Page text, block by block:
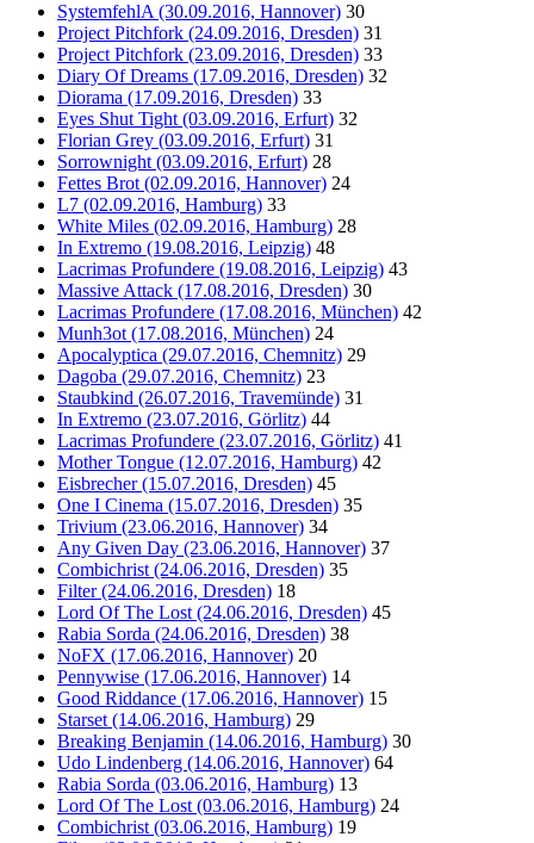
SystemfehlA (30.09.2016, Hannover) 30
Project Pitchfork (24.09.2016, Dresden) 31
Project Pitchfork (23.09.2016, Dresden) 33
Diary Of Dreams (17.09.2016, Dresden) 32
Diorama (17.09.2016, Dresden) 33
Eyes Shut Tight (03.09.2016, Erfurt) 32
Florian Grey (03.09.2016, Erfurt) 31
Sorrownight (03.09.2016, Erfurt) 28
Fettes Brot (02.09.2016, Hannover) 24
L7 (02.09.2016, Hamburg) 33
White Miles (02.09.2016, Hamburg) 28
In Extremo (19.08.2016, Leipzig) 48
Lacrimas Profundere (19.08.2016, Leipzig) 43
Massive Attack (17.08.2016, Dresden) 30
Lacrimas Profundere (17.08.2016, München) 42
Munh3ot (17.08.2016, München) 24
Apocalyptica (29.07.2016, Chemnitz) 29
Dagoba (29.07.2016, Chemnitz) 23
Staubkind (26.07.2016, Travemünde) 31
In Extremo (23.07.2016, Görlitz) 44
Lacrimas Profundere (23.07.2016, Görlitz) 41
Mother Tongue (12.07.2016, Hamburg) 42
Eisbrecher (15.07.2016, Dresden) 45
One I Cinema (15.07.2016, Dresden) 35
Trivium (23.06.2016, Hannover) 34
Any Given Day (23.06.2016, Hannover) 37
Combichrist (24.06.2016, Dresden) 35
Filter (24.06.2016, Dresden) 18
Lord Of The Lost (24.06.2016, Dresden) 45
Rabia Sorda (24.06.2016, Dresden) 38
NoFX (17.06.2016, Hannover) 20
Pennywise (17.06.2016, Hannover) 14
Good Riddance (17.06.2016, Hannover) 15
Starset (14.06.2016, Hamburg) 29
Breaking Benjamin (14.06.2016, Hamburg) 30
Udo Lindenberg (14.06.2016, Hannover) 64
Rabia Sorda (03.06.2016, Hamburg) 13
Lord Of The Lost (03.06.2016, Hamburg) 24
Combichrist (03.06.2016, Hamburg) 19